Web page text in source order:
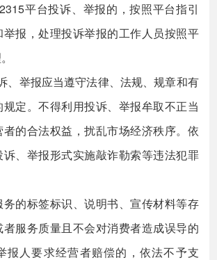
平台投诉、举报的，按照平台指引
报，处理投诉举报的工作人员按照平
举报应当遵守法律、法规、规章和有
定。不得利用投诉、举报牟取不正当
的合法权益，扰乱市场经济秩序。依
、举报形式实施敲诈勒索等违法犯罪
的标签标识、说明书、宣传材料等存
服务质量且不会对消费者造成误导的
报人要求经营者赔偿的，依法不予支